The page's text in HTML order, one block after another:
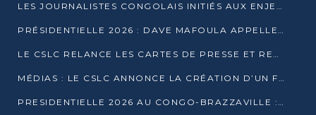
LES JOURNALISTES CONGOLAIS INITIÉS AUX ENJEUX DE L’ÉCONOMIE BLEUE
PRÉSIDENTIELLE 2026 : DAVE MAFOULA APPELLE LES CONGOLAIS À UN « NOUVEAU DÉPART »
LE CSLC RELANCE LES CARTES DE PRESSE ET RECONNAÎT OFFICIELLEMENT LES MÉDIAS EN LIGNE
MÉDIAS : LE CSLC ANNONCE LA CRÉATION D’UN FONDS D’APPUI À LA PRESSE
PRESIDENTIELLE 2026 AU CONGO-BRAZZAVILLE : UN CASTING ÉLARGI